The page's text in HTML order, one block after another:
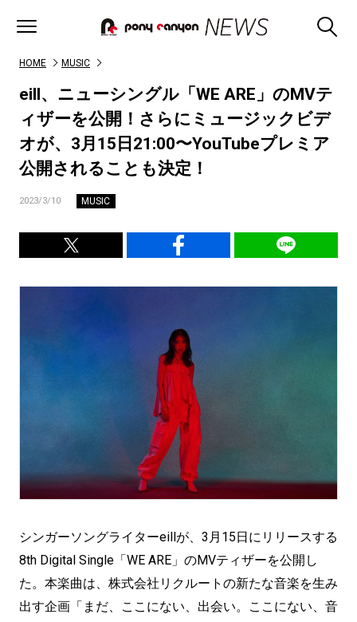
HOME MUSIC
eill、ニューシングル「WE ARE」のMVテ
ィザーを公開！さらにミュージックビデ
オが、3月15日21:00〜YouTubeプレミア
公開されることも決定！
2023/3/10 MUSIC
シンガーソングライターeillが、3月15日にリリースする
8th Digital Single「WE ARE」のMVティザーを公開し
た。本楽曲は、株式会社リクルートの新たな音楽を生み
出す企画「まだ、ここにない、出会い。ここにない、音